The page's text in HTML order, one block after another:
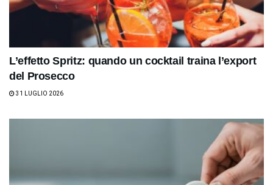
L’effetto Spritz: quando un cocktail traina l’export
del Prosecco
31 LUGLIO 2026